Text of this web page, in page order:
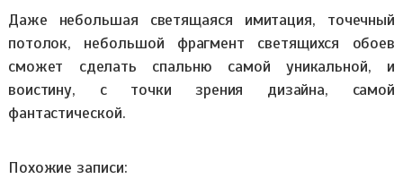
Даже небольшая светящаяся имитация, точечный
потолок, небольшой фрагмент светящихся обоев
сможет сделать спальню самой уникальной, и
воистину, с точки зрения дизайна, самой
фантастической.
Похожие записи: